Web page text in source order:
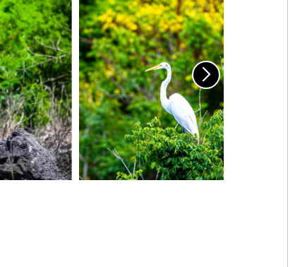
y abundante vegetación. El
locales que buscan espacios
acceso es relativamente sencillo
es accesible. Este destino forma
por el crecimiento